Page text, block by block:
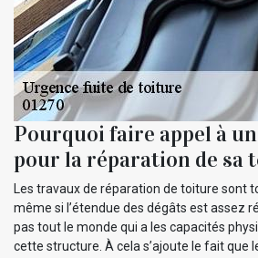
Pourquoi faire appel à
pour la réparation de sa
Les travaux de réparation de toiture sont
même si l’étendue des dégâts est assez
pas tout le monde qui a les capacités
cette structure. À cela s’ajoute le fait que